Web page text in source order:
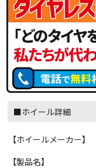
■ホイール詳細
【ホイールメーカー】
【製品名】